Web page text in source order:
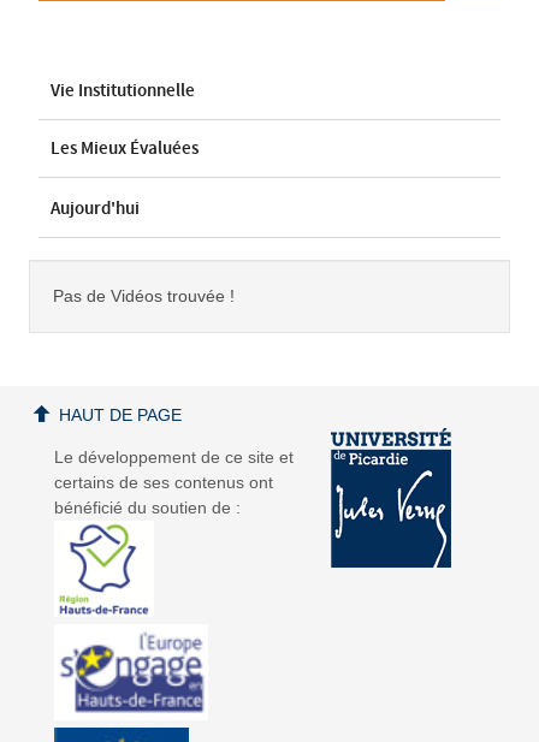
Vie Institutionnelle
Les Mieux Évaluées
Aujourd'hui
Pas de Vidéos trouvée !
Le développement de ce site et
certains de ses contenus ont
bénéficié du soutien de :
HAUT DE PAGE